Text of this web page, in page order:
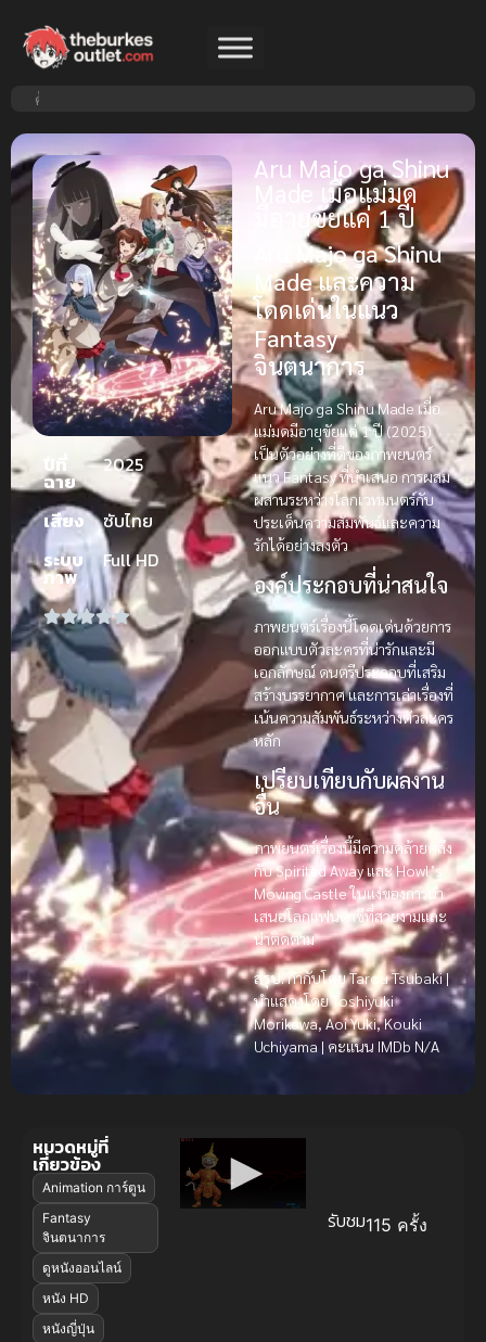
ปีที่
ฉาย
2025
เสียง
ซับไทย
ระบบ
ภาพ
Full HD
Aru Majo ga Shinu
Made เมื่อแม่มด
มีอายุขัยแค่ 1 ปี
Aru Majo ga Shinu
Made และความ
โดดเด่นในแนว
Fantasy
จินตนาการ
Aru Majo ga Shinu Made เมื่อ
แม่มดมีอายุขัยแค่ 1 ปี (2025)
เป็นตัวอย่างที่ดีของภาพยนตร์
แนว Fantasy ที่นำเสนอ การผสม
ผสานระหว่างโลกเวทมนตร์กับ
ประเด็นความสัมพันธ์และความ
รักได้อย่างลงตัว
องค์ประกอบที่น่าสนใจ
ภาพยนตร์เรื่องนี้โดดเด่นด้วยการ
ออกแบบตัวละครที่น่ารักและมี
เอกลักษณ์ ดนตรีประกอบที่เสริม
สร้างบรรยากาศ และการเล่าเรื่องที่
เน้นความสัมพันธ์ระหว่างตัวละคร
หลัก
เปรียบเทียบกับผลงาน
อื่น
ภาพยนตร์เรื่องนี้มีความคล้ายคลึง
กับ Spirited Away และ Howl’s
Moving Castle ในแง่ของการนำ
เสนอโลกแฟนตาซีที่สวยงามและ
น่าติดตาม
สรุป:กำกับโดย Tarou Tsubaki |
นำแสดงโดย Toshiyuki
Morikawa, Aoi Yuki, Kouki
Uchiyama | คะแนน IMDb N/A
รับชม115 ครั้ง
หมวดหมู่ที่
เกี่ยวข้อง
Animation การ์ตูน
Fantasy
จินตนาการ
ดูหนังออนไลน์
หนัง HD
หนังญี่ปุ่น